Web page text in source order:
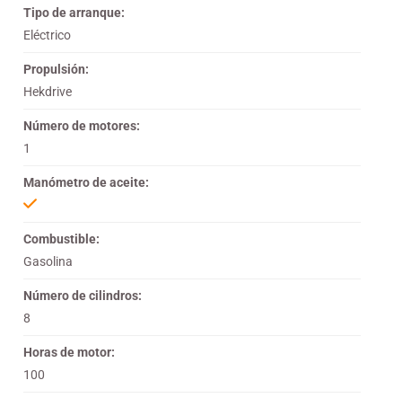
Tipo de arranque:
Eléctrico
Propulsión:
Hekdrive
Número de motores:
1
Manómetro de aceite:
Combustible:
Gasolina
Número de cilindros:
8
Horas de motor:
100